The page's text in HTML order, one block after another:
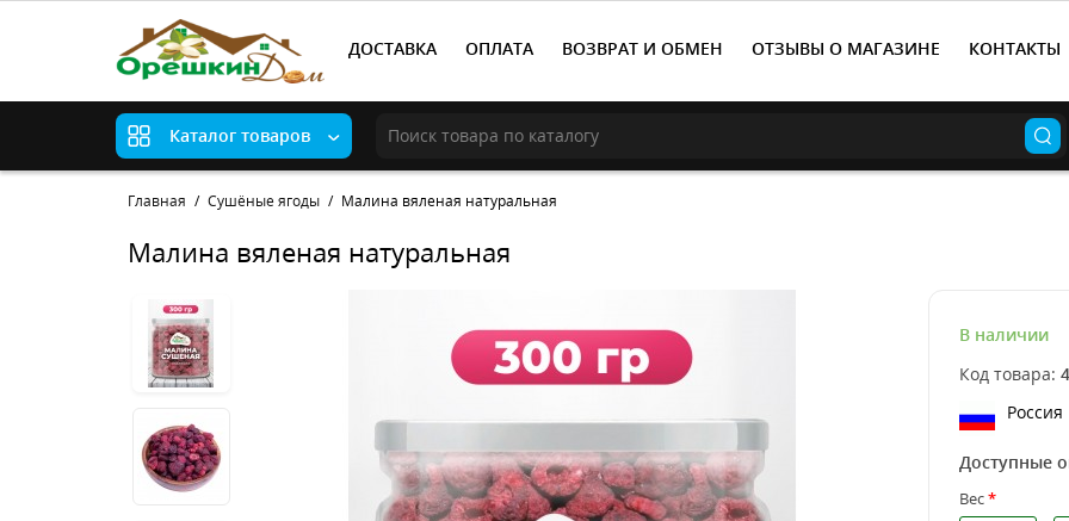
ДОСТАВКА ОПЛАТА ВОЗВРАТ И ОБМЕН ОТЗЫВЫ О МАГАЗИНЕ КОНТАКТЫ
Каталог товаров
Главная Сушёные ягоды Малина вяленая натуральная
Малина вяленая натуральная
В наличии
Код товара:
Россия
Доступные
Вес